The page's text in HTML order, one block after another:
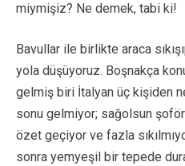
miymişiz? Ne demek, tabi ki!
Bavullar ile birlikte araca
yola düşüyoruz. Boşnakça
gelmiş biri İtalyan üç kişiden
sonu gelmiyor; sağolsun
özet geçiyor ve fazla
sonra yemyeşil bir tepede